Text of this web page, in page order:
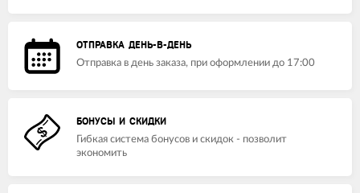
ОТПРАВКА ДЕНЬ-В-ДЕНЬ
Отправка в день заказа, при оформлении до 17:00
БОНУСЫ И СКИДКИ
Гибкая система бонусов и скидок - позволит
экономить